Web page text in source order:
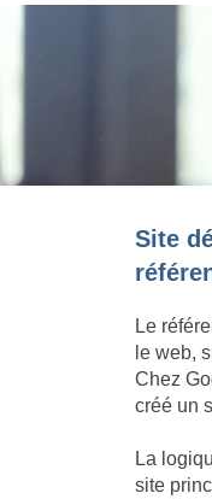
Site
Le
le web,
Chez
créé un
La
site